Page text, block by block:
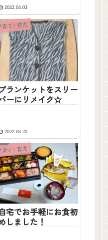
2022.04.03
育て・育児
ランケットをスリー
ーにリメイク☆
2022.03.20
育て・育児
自宅でお手軽にお食初
しました！